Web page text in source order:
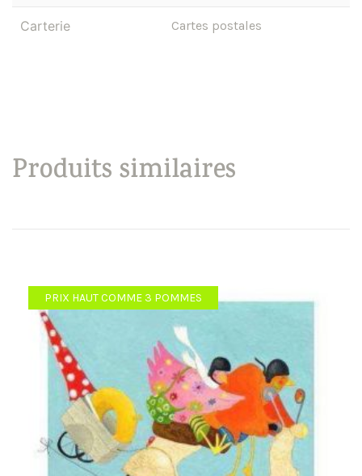
Carterie Cartes postales
Produits similaires
PRIX HAUT COMME 3 POMMES